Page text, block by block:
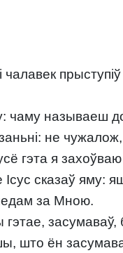
чалавек
чаму называеш
не чужалож,
гэта я
сказаў яму:
за Мною.
засумаваў,
што ён